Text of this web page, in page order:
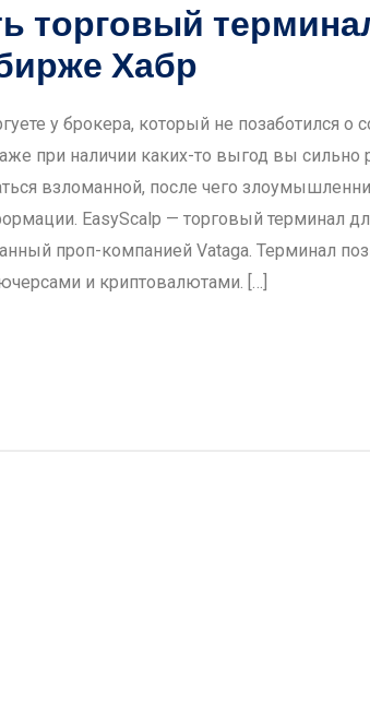
торговый
Хабр
у брокера, который не позаботился о
при наличии каких-то выгод вы сильно
взломанной, после чего
EasyScalp — торговый терминал
проп-компанией Vataga. Терминал
и криптовалютами. […]